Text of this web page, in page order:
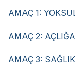
AMAÇ 1:
AMAÇ 2:
AMAÇ 3: